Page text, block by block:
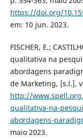
https://doi.org/
em: 10 jun. 2023.
FISCHER, E.;
qualitativa na
abordagens
de Marketing, [s.l.],
http://
qualitativa-na-
abordagens-
maio 2023.